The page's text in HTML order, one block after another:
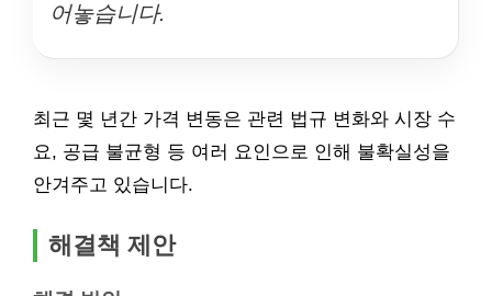
어놓습니다.
최근 몇 년간 가격 변동은 관련 법규 변화와 시장 수
요, 공급 불균형 등 여러 요인으로 인해 불확실성을
안겨주고 있습니다.
해결책 제안